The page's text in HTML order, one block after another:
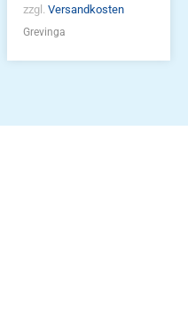
zzgl. Versandkosten
Grevinga